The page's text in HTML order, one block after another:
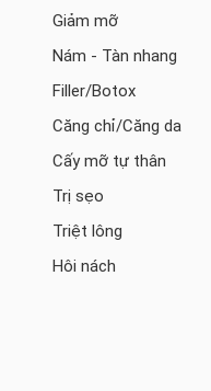
Giảm mỡ
Nám - Tàn nhang
Filler/Botox
Căng chỉ/Căng da
Cấy mỡ tự thân
Trị sẹo
Triệt lông
Hôi nách